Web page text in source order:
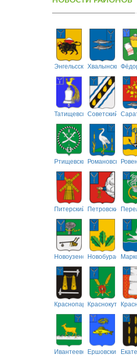
ЭнгельсскийХвалынский
ТатищевскийСоветский
РтищевскийРомановский
Питерский Петровский
НовоузенскийНовобурасский
Краснопартизанский
Краснокутский
ИвантеевскийЕршовский